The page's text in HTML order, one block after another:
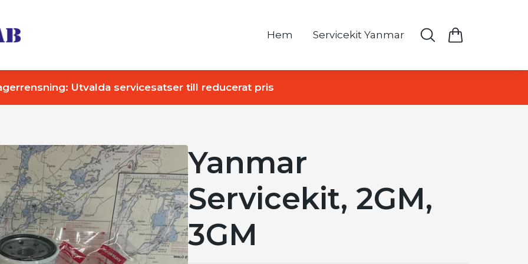
Hem Servicekit Yanmar
Utvalda servicesatser till reducerat pris
Yanmar
Servicekit, 2GM,
3GM